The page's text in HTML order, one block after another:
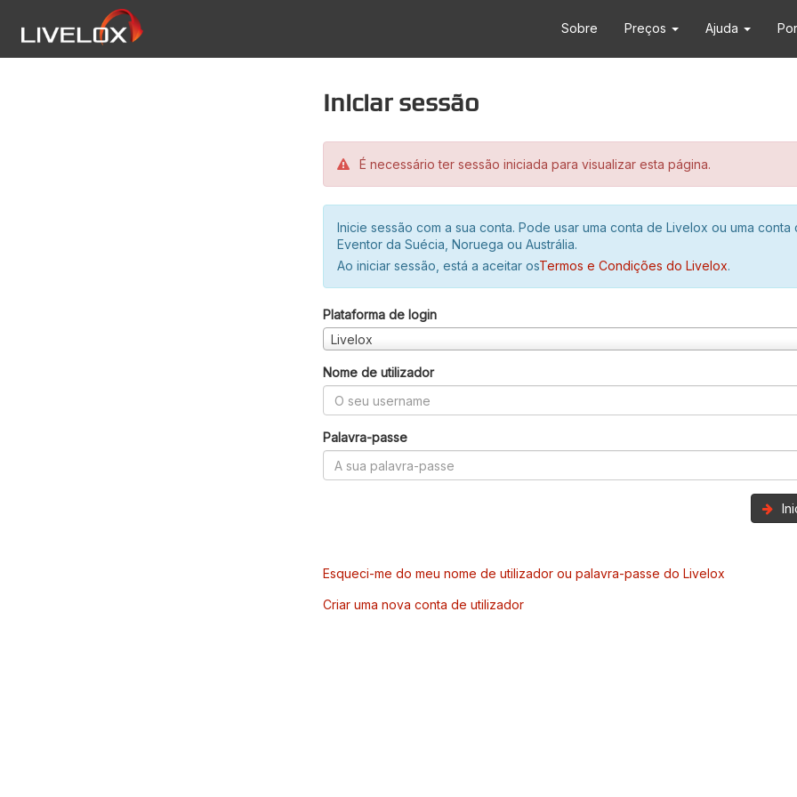
Sobre Preços Ajuda
Iniciar sessão
É necessário ter sessão iniciada para visualizar esta página.
Inicie sessão com a sua conta. Pode usar uma conta de Livelox ou uma conta
Eventor da Suécia, Noruega ou Austrália.
Ao iniciar sessão, está a aceitar osTermos e Condições do Livelox.
Plataforma de login
Livelox
Nome de utilizador
Palavra-passe
Esqueci-me do meu nome de utilizador ou palavra-passe do Livelox
Criar uma nova conta de utilizador